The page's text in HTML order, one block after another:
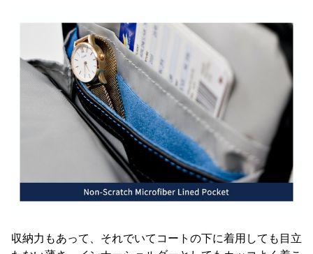
収納力もあって、それでいてコートの下に着用しても目立